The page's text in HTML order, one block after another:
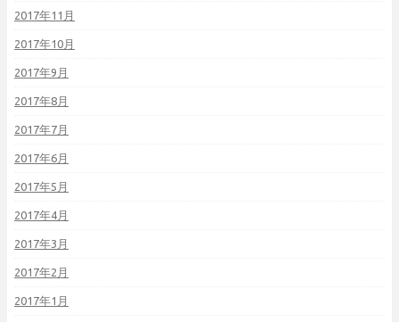
2017年11月
2017年10月
2017年9月
2017年8月
2017年7月
2017年6月
2017年5月
2017年4月
2017年3月
2017年2月
2017年1月